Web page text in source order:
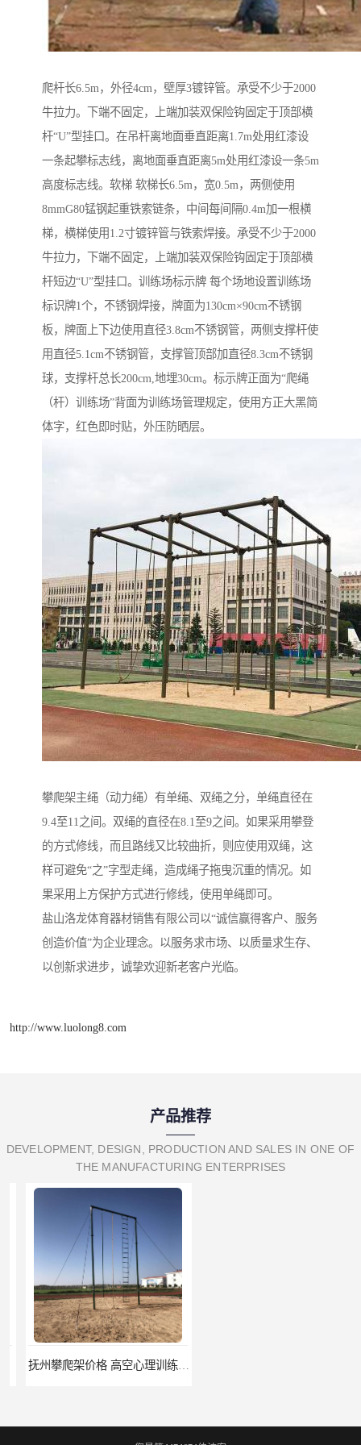
爬杆长6.5m，外径4cm，壁厚3镀锌管。承受不少于2000
牛拉力。下端不固定，上端加装双保险钩固定于顶部横
杆“U”型挂口。在吊杆离地面垂直距离1.7m处用红漆设
一条起攀标志线，离地面垂直距离5m处用红漆设一条5m
高度标志线。软梯 软梯长6.5m，宽0.5m，两侧使用
8mmG80锰钢起重铁索链条，中间每间隔0.4m加一根横
梯，横梯使用1.2寸镀锌管与铁索焊接。承受不少于2000
牛拉力，下端不固定，上端加装双保险钩固定于顶部横
杆短边“U”型挂口。训练场标示牌 每个场地设置训练场
标识牌1个，不锈钢焊接，牌面为130cm×90cm不锈钢
板，牌面上下边使用直径3.8cm不锈钢管，两侧支撑杆使
用直径5.1cm不锈钢管，支撑管顶部加直径8.3cm不锈钢
球，支撑杆总长200cm,地埋30cm。标示牌正面为“爬绳
（杆）训练场”背面为训练场管理规定，使用方正大黑简
体字，红色即时贴，外压防晒层。
攀爬架主绳（动力绳）有单绳、双绳之分，单绳直径在
9.4至11之间。双绳的直径在8.1至9之间。如果采用攀登
的方式修线，而且路线又比较曲折，则应使用双绳，这
样可避免“之”字型走绳，造成绳子拖曳沉重的情况。如
果采用上方保护方式进行修线，使用单绳即可。
盐山洛龙体育器材销售有限公司以“诚信赢得客户、服务
创造价值”为企业理念。以服务求市场、以质量求生存、
以创新求进步，诚挚欢迎新老客户光临。
http://www.luolong8.com
产品推荐
DEVELOPMENT, DESIGN, PRODUCTION AND SALES IN ONE OF
THE MANUFACTURING ENTERPRISES
抚州攀爬架价格 高空心理训练器材 标准尺寸